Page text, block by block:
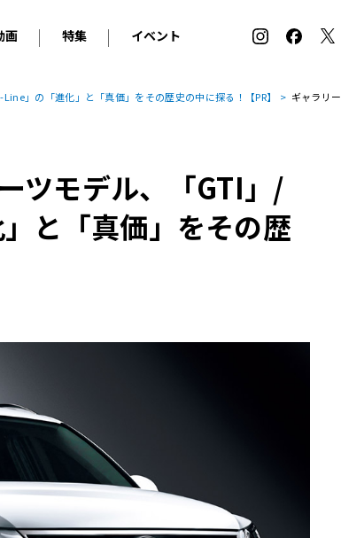
BMW
アルピナ
ルノー
アバルト
フィアット
ーニ
マセラティ
アストン・マーティン
スバル
マツダ
画
ジナル動画
特集
2026 サマータイヤ＆ホイール バイヤーズガイド
ホイールカタログ
タイヤ特集
イベント
ル・ボラン カーズ・ミート2026横浜
EV:LIFE KOBE 2025
ル・ボラン カーズ・ミート2025横浜
」の「進化」と「真価」をその歴史の中に探る！【PR】 ギャラリー
ツモデル、「GTI」/
と「真価」をその歴